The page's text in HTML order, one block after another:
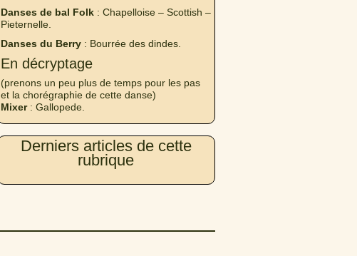
Danses de bal Folk : Chapelloise – Scottish –
Pieternelle.
Danses du Berry : Bourrée des dindes.
En décryptage
(prenons un peu plus de temps pour les pas
et la chorégraphie de cette danse)
Mixer: Gallopede.
Derniers articles de cette
rubrique